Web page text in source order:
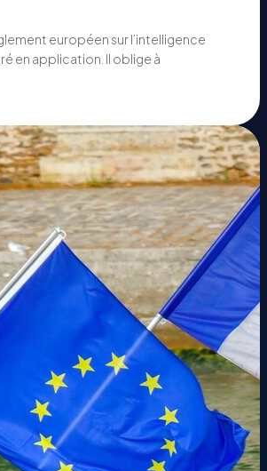
européen sur l’intelligence
en application. Il oblige à